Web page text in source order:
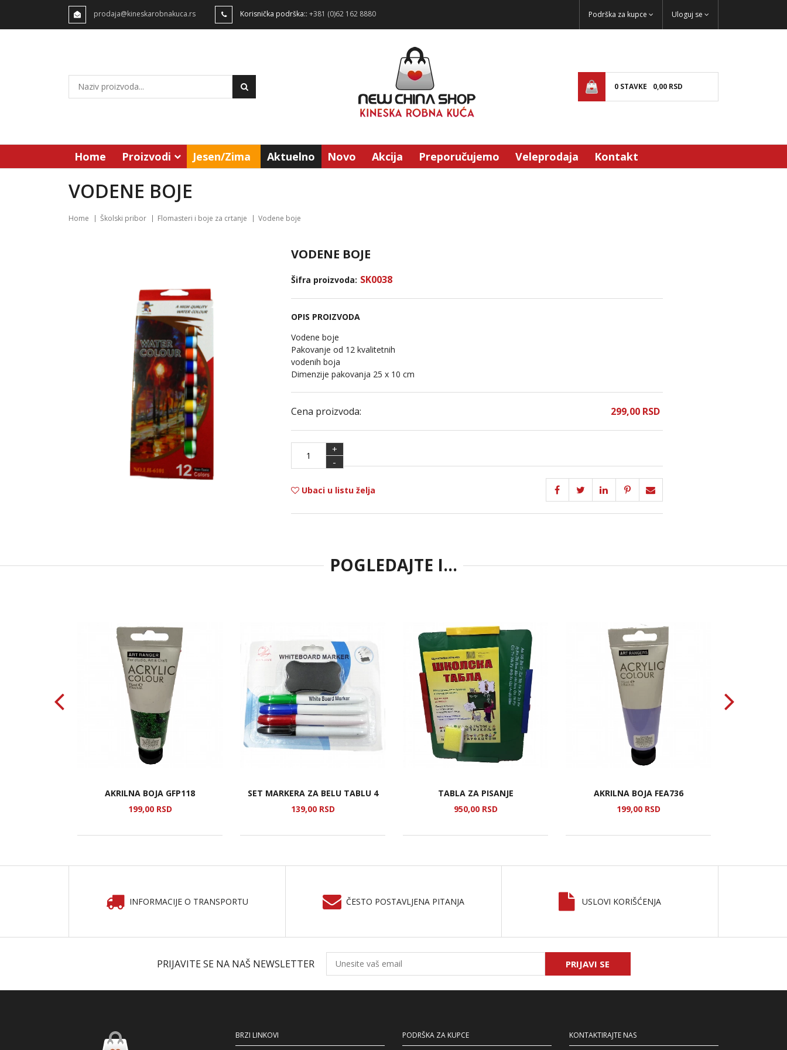
prodaja@kineskarobnakuca.rs Korisnička podrška:: +381 (0)62 162 8880 Podrška za kupce Uloguj se
0 STAVKE 0,00 RSD
Home Proizvodi Jesen/Zima Aktuelno Novo Akcija Preporučujemo Veleprodaja Kontakt
VODENE BOJE
Home Školski pribor Flomasteri i boje za crtanje Vodene boje
VODENE BOJE
Šifra proizvoda: SK0038
OPIS PROIZVODA
Vodene boje
Pakovanje od 12 kvalitetnih
vodenih boja
Dimenzije pakovanja 25 x 10 cm
Cena proizvoda: 299,00 RSD
+
-
Ubaci u listu želja
POGLEDAJTE I...
AKRILNA BOJA GFP118
199,00 RSD
SET MARKERA ZA BELU TABLU 4
139,00 RSD
TABLA ZA PISANJE
950,00 RSD
AKRILNA BOJA FEA736
199,00 RSD
INFORMACIJE O TRANSPORTU ČESTO POSTAVLJENA PITANJA USLOVI KORIŠĆENJA
PRIJAVITE SE NA NAŠ NEWSLETTER PRIJAVI SE
BRZI LINKOVI PODRŠKA ZA KUPCE KONTAKTIRAJTE NAS